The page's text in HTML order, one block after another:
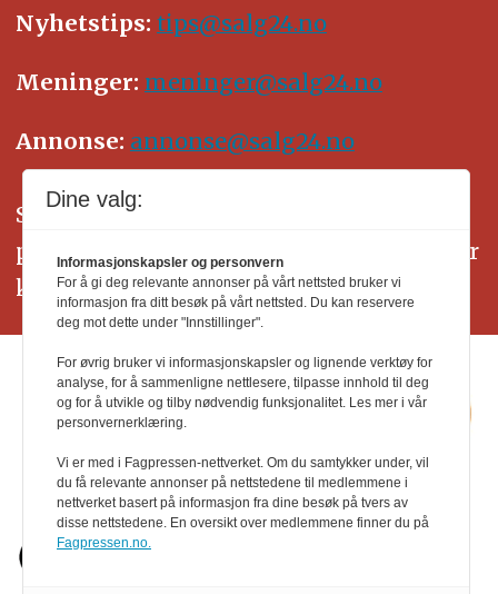
Nyhetstips: tips@salg24.no
Meninger: meninger@salg24.no
Annonse: annonse@salg24.no
SALG24 arbeider etter Vær Varsom-
plakatens regler for god presseskikk. Her
kan du lese mer omPFUsarbeid.
Dine valg:
Informasjonskapsler og personvern
For å gi deg relevante annonser på vårt nettsted bruker vi
informasjon fra ditt besøk på vårt nettsted. Du kan reservere
deg mot dette under "Innstillinger".
For øvrig bruker vi informasjonskapsler og lignende verktøy for
analyse, for å sammenligne nettlesere, tilpasse innhold til deg
og for å utvikle og tilby nødvendig funksjonalitet. Les mer i vår
personvernerklæring.
Vi er med i Fagpressen-nettverket. Om du samtykker under, vil
du få relevante annonser på nettstedene til medlemmene i
nettverket basert på informasjon fra dine besøk på tvers av
disse nettstedene. En oversikt over medlemmene finner du på
Fagpressen.no.